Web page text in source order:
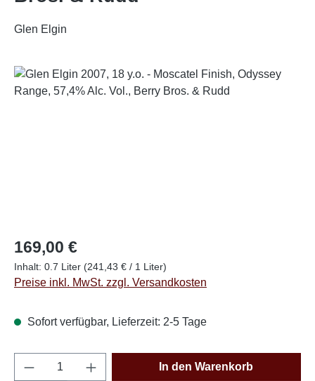
Glen Elgin
Bildergalerie überspringen
Regulärer Preis:
169,00 €
Inhalt: 0.7 Liter (241,43 € / 1 Liter)
Preise inkl. MwSt. zzgl. Versandkosten
Sofort verfügbar, Lieferzeit: 2-5 Tage
Produkt Anzahl: Gib den gewünschten
In den Warenkorb